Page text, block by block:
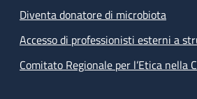
Diventa donatore di microbiota
Accesso di professionisti esterni a
Comitato Regionale per l’Etica nella